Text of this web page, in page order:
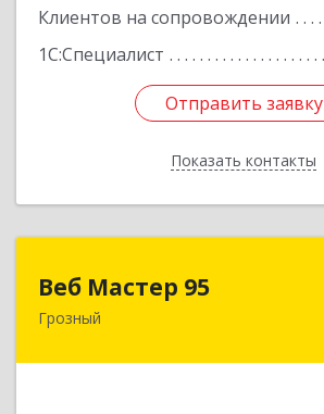
Клиентов на сопровождении
1С:Специалист
Отправить заявку
Показать контакты
Отправить заявку
Назад
Веб Мастер 95
Грозный